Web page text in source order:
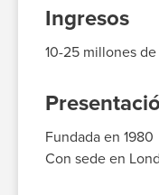
Ingresos
10-25 millones
Fundada en 1980
Con sede en